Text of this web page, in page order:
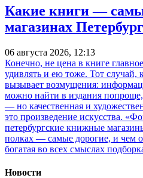
Какие книги —
магазинах
06 августа 2026, 12:13
Конечно, не цена в книге
удивлять и ею тоже. Тот случай,
вызывает возмущения:
можно найти в издания
— но качественная и
это произведение искусства.
петербургские книжные
полках — самые дорогие, и чем
богатая во всех смыслах
Новости